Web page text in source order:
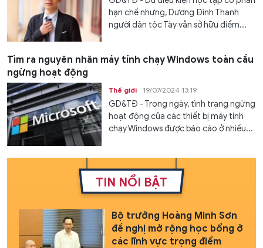
hạn chế nhưng, Dương Đình Thanh
người dân tộc Tày vẫn sở hữu điểm...
Tìm ra nguyên nhân máy tính chạy Windows toàn cầu
ngừng hoạt động
Thế giới 19/07/2024 13:19
GD&TĐ - Trong ngày, tình trạng ngừng
hoạt động của các thiết bị máy tính
chạy Windows được báo cáo ở nhiều...
TIN NỔI BẬT
Bộ trưởng Hoàng Minh Sơn
đề nghị mở rộng học bổng ở
các lĩnh vực trọng điểm